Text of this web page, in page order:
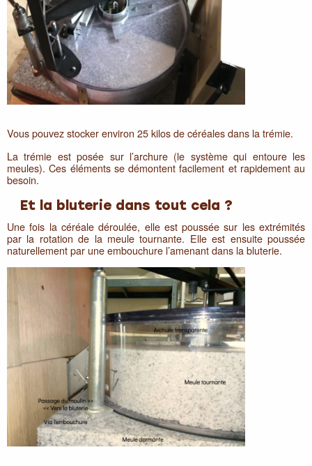
Vous pouvez stocker environ 25 kilos de céréales dans la trémie.
La trémie est posée sur l’archure (le système qui entoure les
meules). Ces éléments se démontent facilement et rapidement au
besoin.
Et la bluterie dans tout cela ?
Une fois la céréale déroulée, elle est poussée sur les extrémités
par la rotation de la meule tournante. Elle est ensuite poussée
naturellement par une embouchure l’amenant dans la bluterie.